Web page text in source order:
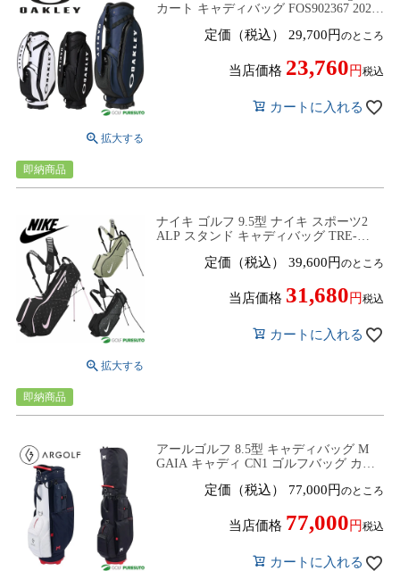
カート キャディバッグ FOS902367 2026
定価（税込） 29,700 のところ
当店価格 23,760 税込
カートに入れる
即納商品
ナイキ ゴルフ 9.5型 ナイキ スポーツ2
ALP スタンド キャディバッグ TRE-
2026年モデル NIKE GOLF
定価（税込） 39,600 のところ
当店価格 31,680 税込
カートに入れる
即納商品
アールゴルフ 8.5型 キャディバッグ M
GAIA キャディ CN1 ゴルフバッグ カー
ルフ MINIMALGOLF ARGOLF
定価（税込） 77,000 のところ
当店価格 77,000 税込
カートに入れる